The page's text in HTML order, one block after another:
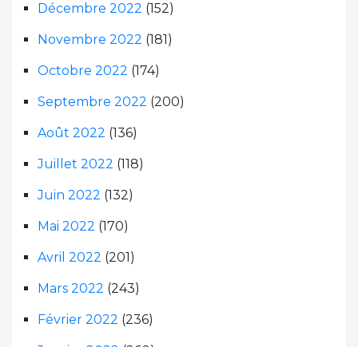
Décembre 2022 (152)
Novembre 2022 (181)
Octobre 2022 (174)
Septembre 2022 (200)
Août 2022 (136)
Juillet 2022 (118)
Juin 2022 (132)
Mai 2022 (170)
Avril 2022 (201)
Mars 2022 (243)
Février 2022 (236)